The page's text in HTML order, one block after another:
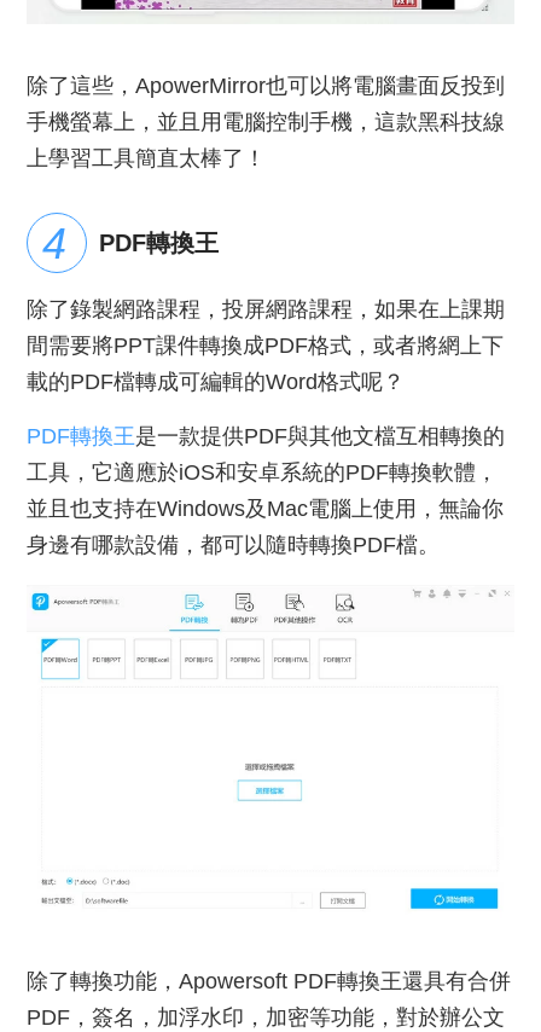
除了這些，ApowerMirror也可以將電腦畫面反投到
手機螢幕上，並且用電腦控制手機，這款黑科技線
上學習工具簡直太棒了！
PDF轉換王
除了錄製網路課程，投屏網路課程，如果在上課期
間需要將PPT課件轉換成PDF格式，或者將網上下
載的PDF檔轉成可編輯的Word格式呢？
PDF轉換王是一款提供PDF與其他文檔互相轉換的
工具，它適應於iOS和安卓系統的PDF轉換軟體，
並且也支持在Windows及Mac電腦上使用，無論你
身邊有哪款設備，都可以隨時轉換PDF檔。
除了轉換功能，Apowersoft PDF轉換王還具有合併
PDF，簽名，加浮水印，加密等功能，對於辦公文